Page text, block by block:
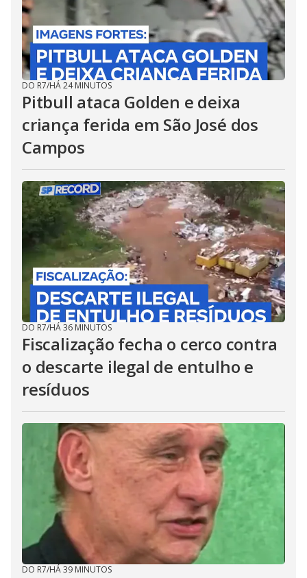
DO R7/HÁ 24 MINUTOS
Pitbull ataca Golden e deixa
criança ferida em São José dos
Campos
DO R7/HÁ 36 MINUTOS
Fiscalização fecha o cerco contra
o descarte ilegal de entulho e
resíduos
DO R7/HÁ 39 MINUTOS